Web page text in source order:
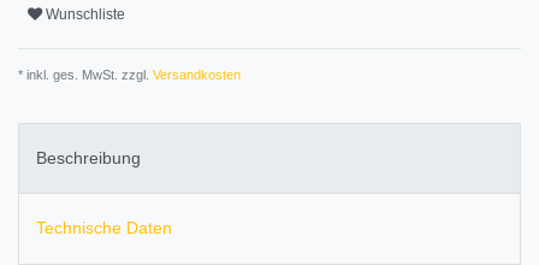
Wunschliste
* inkl. ges. MwSt. zzgl. Versandkosten
Beschreibung
Technische Daten